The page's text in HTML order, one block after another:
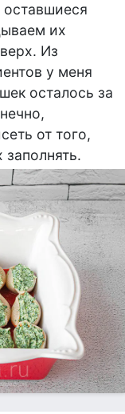
их
Из
у меня
осталось за
от того,